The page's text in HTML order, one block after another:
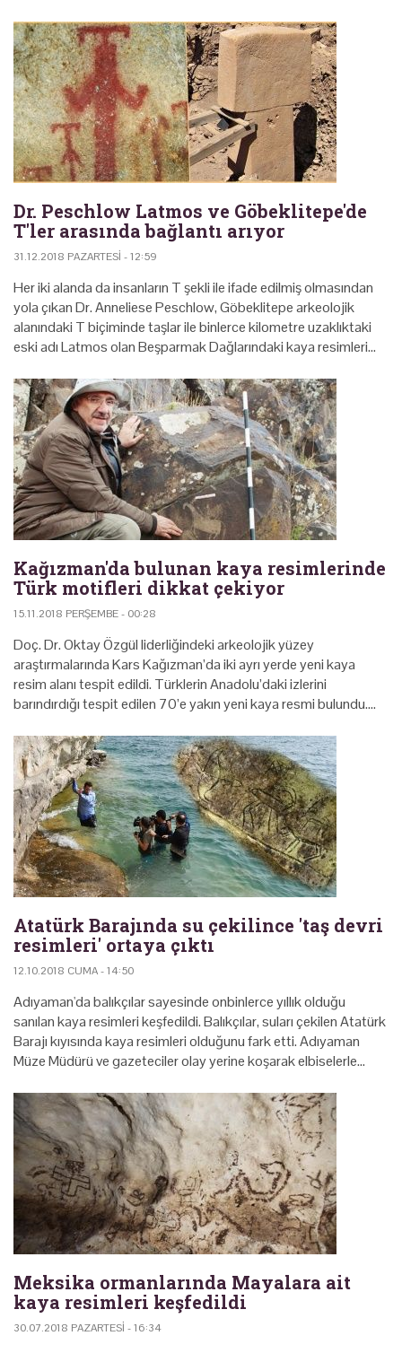
Dr. Peschlow Latmos ve Göbeklitepe'de
T'ler arasında bağlantı arıyor
31.12.2018 PAZARTESI - 12:59
Her iki alanda da insanların T şekli ile ifade edilmiş olmasından
yola çıkan Dr. Anneliese Peschlow, Göbeklitepe arkeolojik
alanındaki T biçiminde taşlar ile binlerce kilometre uzaklıktaki
eski adı Latmos olan Beşparmak Dağlarındaki kaya resimleri…
Kağızman'da bulunan kaya resimlerinde
Türk motifleri dikkat çekiyor
15.11.2018 PERŞEMBE - 00:28
Doç. Dr. Oktay Özgül liderliğindeki arkeolojik yüzey
araştırmalarında Kars Kağızman’da iki ayrı yerde yeni kaya
resim alanı tespit edildi. Türklerin Anadolu’daki izlerini
barındırdığı tespit edilen 70’e yakın yeni kaya resmi bulundu.…
Atatürk Barajında su çekilince 'taş devri
resimleri' ortaya çıktı
12.10.2018 CUMA - 14:50
Adıyaman'da balıkçılar sayesinde onbinlerce yıllık olduğu
sanılan kaya resimleri keşfedildi. Balıkçılar, suları çekilen Atatürk
Barajı kıyısında kaya resimleri olduğunu fark etti. Adıyaman
Müze Müdürü ve gazeteciler olay yerine koşarak elbiselerle…
Meksika ormanlarında Mayalara ait
kaya resimleri keşfedildi
30.07.2018 PAZARTESI - 16:34